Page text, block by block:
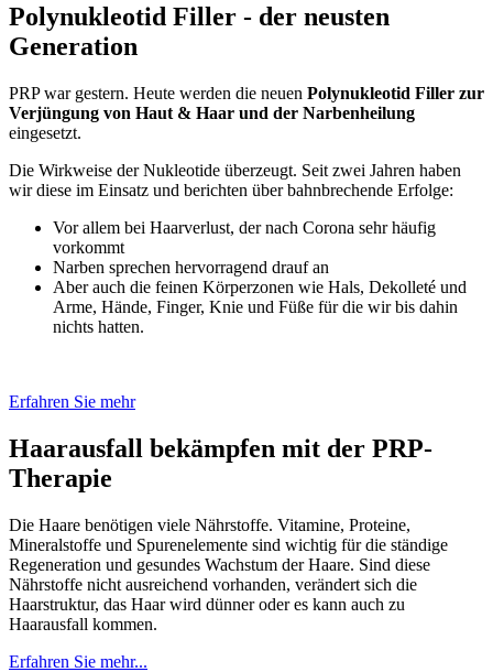
Polynukleotid Filler - der neusten
Generation
PRP war gestern. Heute werden die neuen Polynukleotid Filler zur
Verjüngung von Haut & Haar und der Narbenheilung
eingesetzt.
Die Wirkweise der Nukleotide überzeugt. Seit zwei Jahren haben
wir diese im Einsatz und berichten über bahnbrechende Erfolge:
Vor allem bei Haarverlust, der nach Corona sehr häufig
vorkommt
Narben sprechen hervorragend drauf an
Aber auch die feinen Körperzonen wie Hals, Dekolleté und
Arme, Hände, Finger, Knie und Füße für die wir bis dahin
nichts hatten.
Erfahren Sie mehr
Haarausfall bekämpfen mit der PRP-
Therapie
Die Haare benötigen viele Nährstoffe. Vitamine, Proteine,
Mineralstoffe und Spurenelemente sind wichtig für die ständige
Regeneration und gesundes Wachstum der Haare. Sind diese
Nährstoffe nicht ausreichend vorhanden, verändert sich die
Haarstruktur, das Haar wird dünner oder es kann auch zu
Haarausfall kommen.
Erfahren Sie mehr...